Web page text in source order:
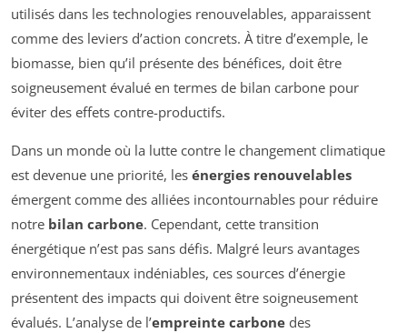
utilisés dans les technologies renouvelables, apparaissent
comme des leviers d’action concrets. À titre d’exemple, le
biomasse, bien qu’il présente des bénéfices, doit être
soigneusement évalué en termes de bilan carbone pour
éviter des effets contre-productifs.
Dans un monde où la lutte contre le changement climatique
est devenue une priorité, les énergies renouvelables
émergent comme des alliées incontournables pour réduire
notre bilan carbone. Cependant, cette transition
énergétique n’est pas sans défis. Malgré leurs avantages
environnementaux indéniables, ces sources d’énergie
présentent des impacts qui doivent être soigneusement
évalués. L’analyse de l’empreinte carbone des